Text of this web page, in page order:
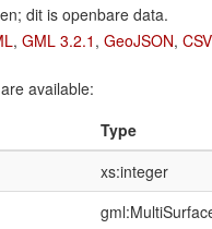
dit is openbare data.
, GML 3.2.1 , GeoJSON, CSV
available:
Type
xs:integer